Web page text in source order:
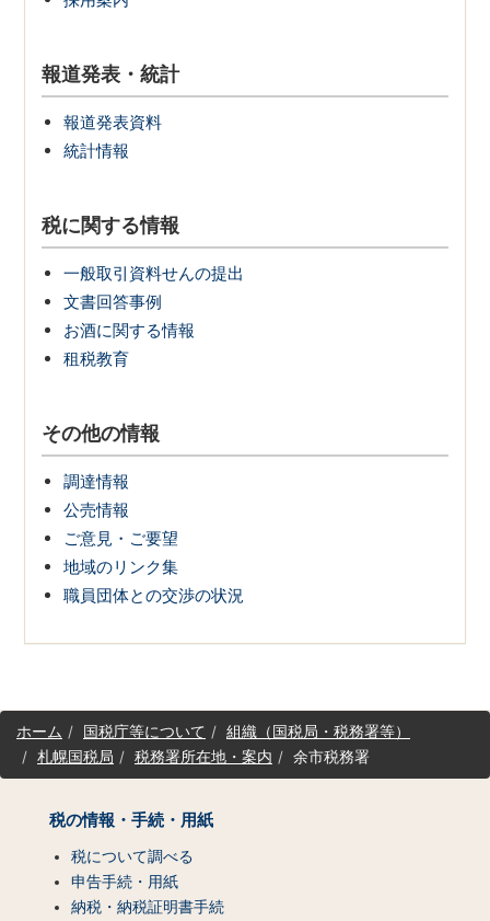
報道発表・統計
報道発表資料
統計情報
税に関する情報
一般取引資料せんの提出
文書回答事例
お酒に関する情報
租税教育
その他の情報
調達情報
公売情報
ご意見・ご要望
地域のリンク集
職員団体との交渉の状況
サ
イホーム 国税庁等について
組織（国税局・税務署等）
札幌国税局
税務署所在地・案内 余市税務署
税の情報・手続・用紙
税について調べる
申告手続・用紙
納税・納税証明書手続